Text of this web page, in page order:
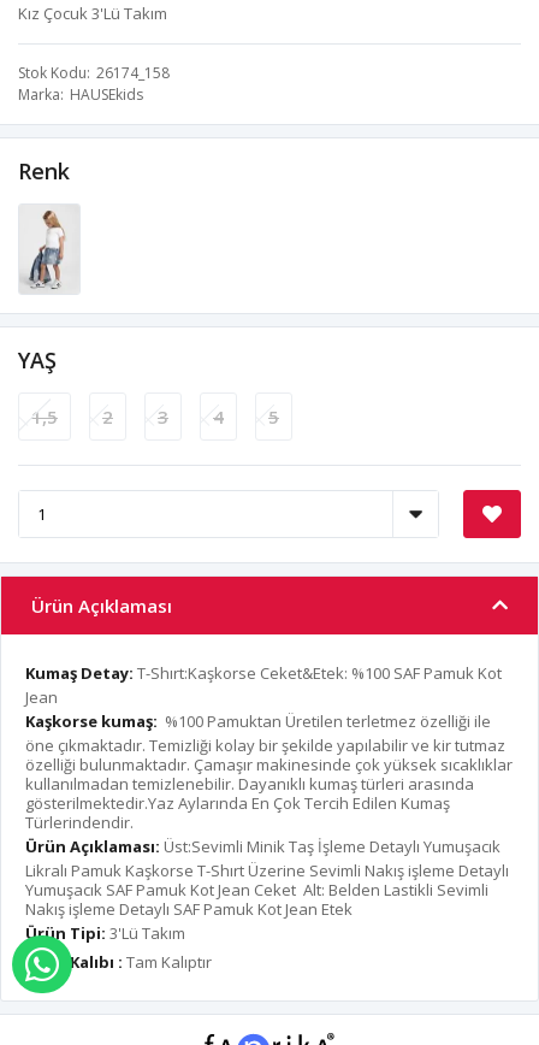
Kız Çocuk 3'Lü Takım
Stok Kodu 26174_158
Marka HAUSEkids
Renk
YAŞ
1,5 2 3 4 5
Ürün Açıklaması
Kumaş Detay: T-Shırt:Kaşkorse Ceket&Etek: %100 SAF Pamuk Kot
Jean
Kaşkorse kumaş: %100 Pamuktan Üretilen terletmez özelliği ile
öne çıkmaktadır. Temizliği kolay bir şekilde yapılabilir ve kir tutmaz
özelliği bulunmaktadır. Çamaşır makinesinde çok yüksek sıcaklıklar
kullanılmadan temizlenebilir. Dayanıklı kumaş türleri arasında
gösterilmektedir.Yaz Aylarında En Çok Tercih Edilen Kumaş
Türlerindendir.
Ürün Açıklaması: Üst:Sevimli Minik Taş İşleme Detaylı Yumuşacık
Likralı Pamuk Kaşkorse T-Shırt Üzerine Sevimli Nakış işleme Detaylı
Yumuşacık SAF Pamuk Kot Jean Ceket Alt: Belden Lastikli Sevimli
Nakış işleme Detaylı SAF Pamuk Kot Jean Etek
Ürün Tipi: 3'Lü Takım
Ürün Kalıbı : Tam Kalıptır
WHATSAPP İLE SİPARİŞ VER